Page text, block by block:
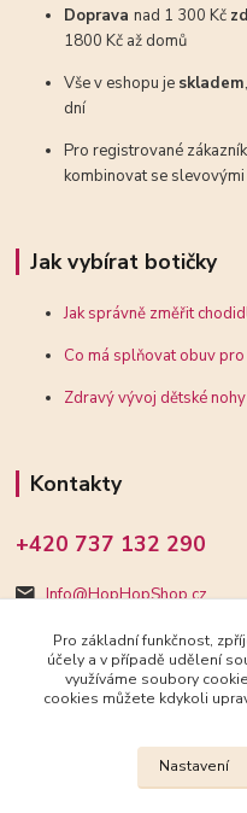
Dopravanad 1 300 Kč
1800 Kč až domů
Vše v eshopu je skladem
dní
Pro registrované
kombinovat se
Jak vybírat botičky
Jak správně změřit
Co má splňovat obuv
Zdravý vývoj dětské nohy
Kontakty
+420 737 132 290
Info@HopHopShop.cz
Pro základní funkčnost,
účely a v případě udělení
využíváme soubory
cookies můžete kdykoli
Nastavení